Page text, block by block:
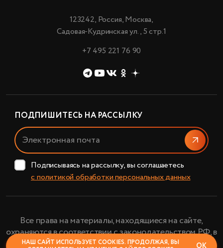
123242, Россия, Москва,
Садовая-Кудринская ул., 5 стр.1
+7 495 221 76 90
ПОДПИШИТЕСЬ НА РАССЫЛКУ
Подписываясь на рассылку, вы соглашаетесь
с политикой обработки персональных данных
Все права на материалы, находящиеся на сайте,
охраняются в соответствии с законодательством РФ, в
том числе, об авторском праве и смежных правах.
НАШ САЙТ ИСПОЛЬЗУЕТ COOKIES. ПРОДОЛЖАЯ, ВЫ
ОК